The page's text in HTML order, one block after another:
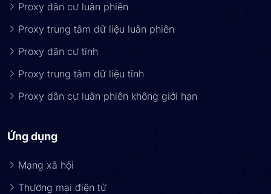
Proxy dân cư luân phiên
Proxy trung tâm dữ liệu luân phiên
Proxy dân cư tĩnh
Proxy trung tâm dữ liệu tĩnh
Proxy dân cư luân phiên không giới hạn
Ứng dụng
Mạng xã hội
Thương mại điện tử